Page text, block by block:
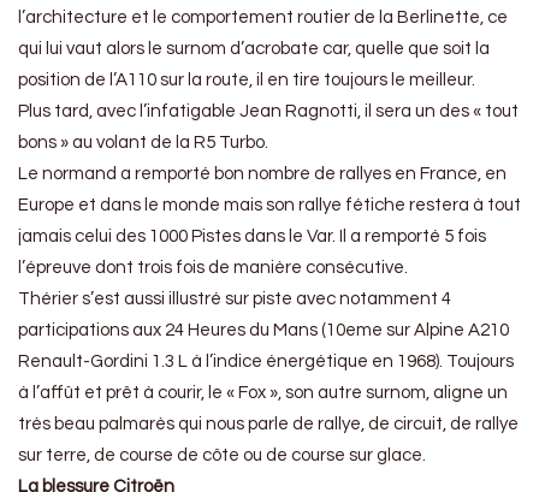
l’architecture et le comportement routier de la Berlinette, ce
qui lui vaut alors le surnom d’acrobate car, quelle que soit la
position de l’A110 sur la route, il en tire toujours le meilleur.
Plus tard, avec l’infatigable Jean Ragnotti, il sera un des « tout
bons » au volant de la R5 Turbo.
Le normand a remporté bon nombre de rallyes en France, en
Europe et dans le monde mais son rallye fétiche restera à tout
jamais celui des 1000 Pistes dans le Var. Il a remporté 5 fois
l’épreuve dont trois fois de manière consécutive.
Thérier s’est aussi illustré sur piste avec notamment 4
participations aux 24 Heures du Mans (10eme sur Alpine A210
Renault-Gordini 1.3 L à l’indice énergétique en 1968). Toujours
à l’affût et prêt à courir, le « Fox », son autre surnom, aligne un
très beau palmarès qui nous parle de rallye, de circuit, de rallye
sur terre, de course de côte ou de course sur glace.
La blessure Citroën